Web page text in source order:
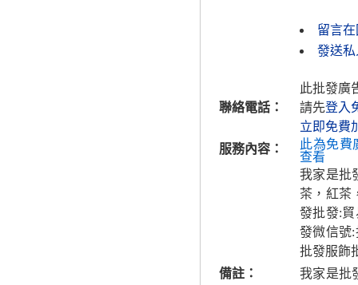
留言
發送私
聯絡電話：
此批發廣
請先登入
立即免費
服務內容：
此為免費
查看
我家是批
茶，紅茶
發批發:
發微信號
批發服飾
備註：
我家是批